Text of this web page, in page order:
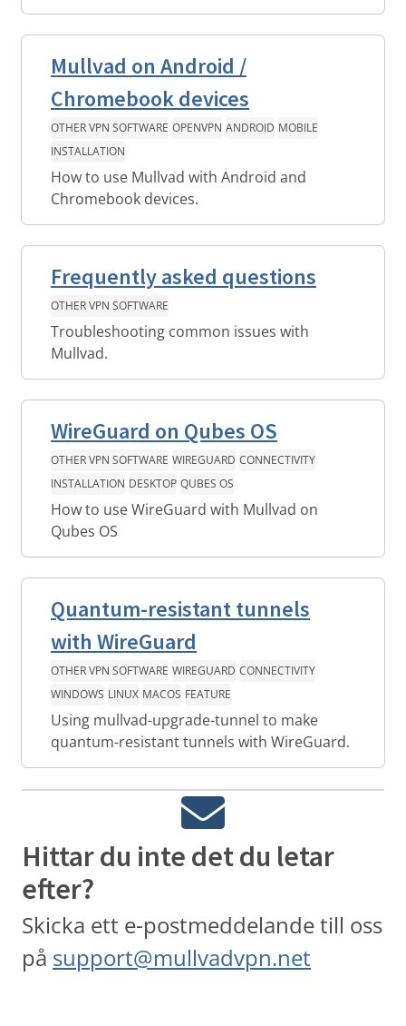
Mullvad on Android /
Chromebook devices
OTHER VPN SOFTWARE OPENVPN ANDROID MOBILE
INSTALLATION
How to use Mullvad with Android and
Chromebook devices.
Frequently asked questions
OTHER VPN SOFTWARE
Troubleshooting common issues with
Mullvad.
WireGuard on Qubes OS
OTHER VPN SOFTWARE WIREGUARD CONNECTIVITY
INSTALLATION DESKTOP QUBES OS
How to use WireGuard with Mullvad on
Qubes OS
Quantum-resistant tunnels
with WireGuard
OTHER VPN SOFTWARE WIREGUARD CONNECTIVITY
WINDOWS LINUX MACOS FEATURE
Using mullvad-upgrade-tunnel to make
quantum-resistant tunnels with WireGuard.
Hittar du inte det du letar
efter?
Skicka ett e-postmeddelande till oss
på support@mullvadvpn.net